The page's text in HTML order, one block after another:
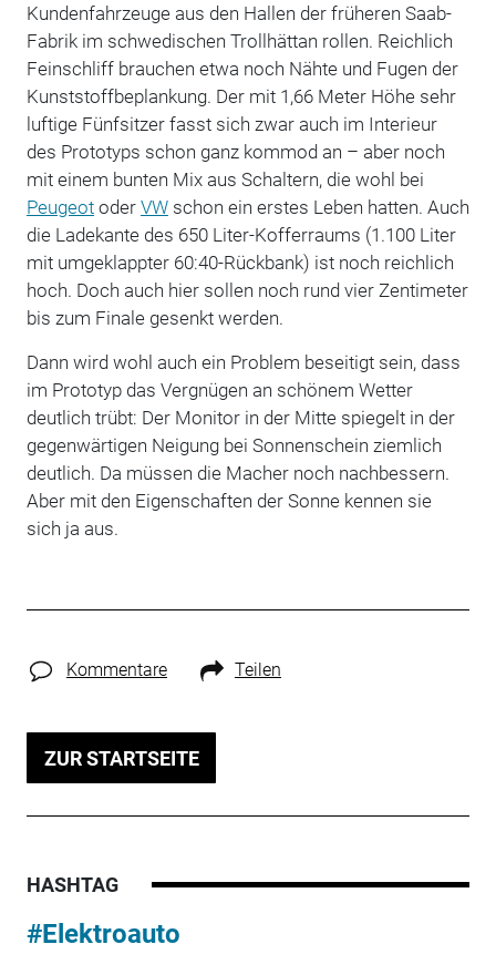
Kundenfahrzeuge aus den Hallen der früheren Saab-
Fabrik im schwedischen Trollhättan rollen. Reichlich
Feinschliff brauchen etwa noch Nähte und Fugen der
Kunststoffbeplankung. Der mit 1,66 Meter Höhe sehr
luftige Fünfsitzer fasst sich zwar auch im Interieur
des Prototyps schon ganz kommod an – aber noch
mit einem bunten Mix aus Schaltern, die wohl bei
Peugeotoder VWschon ein erstes Leben hatten. Auch
die Ladekante des 650 Liter-Kofferraums (1.100 Liter
mit umgeklappter 60:40-Rückbank) ist noch reichlich
hoch. Doch auch hier sollen noch rund vier Zentimeter
bis zum Finale gesenkt werden.
Dann wird wohl auch ein Problem beseitigt sein, dass
im Prototyp das Vergnügen an schönem Wetter
deutlich trübt: Der Monitor in der Mitte spiegelt in der
gegenwärtigen Neigung bei Sonnenschein ziemlich
deutlich. Da müssen die Macher noch nachbessern.
Aber mit den Eigenschaften der Sonne kennen sie
sich ja aus.
Kommentare Teilen
ZUR STARTSEITE
HASHTAG
#Elektroauto